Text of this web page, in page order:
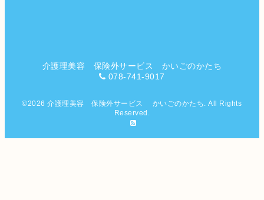
介護理美容 保険外サービス かいごのかたち
078-741-9017
©2026介護理美容 保険外サービス かいごのかたち . All Rights
Reserved.